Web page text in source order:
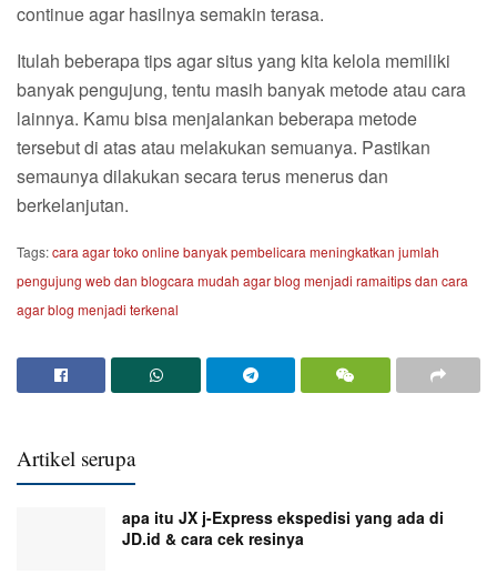
continue agar hasilnya semakin terasa.
Itulah beberapa tips agar situs yang kita kelola memiliki
banyak pengujung, tentu masih banyak metode atau cara
lainnya. Kamu bisa menjalankan beberapa metode
tersebut di atas atau melakukan semuanya. Pastikan
semaunya dilakukan secara terus menerus dan
berkelanjutan.
Tags:cara agar toko online banyak pembelicara meningkatkan jumlah
pengujung web dan blogcara mudah agar blog menjadi ramaitips dan cara
agar blog menjadi terkenal
Artikel serupa
apa itu JX j-Express ekspedisi yang ada di
JD.id & cara cek resinya